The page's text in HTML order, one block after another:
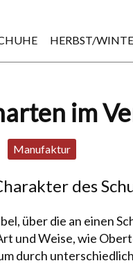
HERBST/
im
Manufaktur
des
über die an einen
und Weise, wie
durch